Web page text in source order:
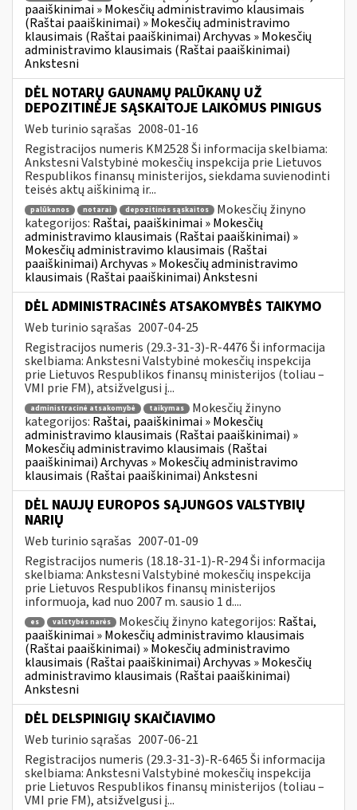
paaiškinimai » Mokesčių administravimo klausimais
(Raštai paaiškinimai) » Mokesčių administravimo
klausimais (Raštai paaiškinimai) Archyvas » Mokesčių
administravimo klausimais (Raštai paaiškinimai)
Ankstesni
DĖL NOTARŲ GAUNAMŲ PALŪKANŲ UŽ
DEPOZITINĖJE SĄSKAITOJE LAIKOMUS PINIGUS
Web turinio sąrašas 2008-01-16
Registracijos numeris KM2528 Ši informacija skelbiama:
Ankstesni Valstybinė mokesčių inspekcija prie Lietuvos
Respublikos finansų ministerijos, siekdama suvienodinti
teisės aktų aiškinimą ir...
palūkanos notarai depozitinės sąskaitos
Mokesčių žinyno
kategorijos: Raštai, paaiškinimai » Mokesčių
administravimo klausimais (Raštai paaiškinimai) »
Mokesčių administravimo klausimais (Raštai
paaiškinimai) Archyvas » Mokesčių administravimo
klausimais (Raštai paaiškinimai) Ankstesni
DĖL ADMINISTRACINĖS ATSAKOMYBĖS TAIKYMO
Web turinio sąrašas 2007-04-25
Registracijos numeris (29.3-31-3)-R-4476 Ši informacija
skelbiama: Ankstesni Valstybinė mokesčių inspekcija
prie Lietuvos Respublikos finansų ministerijos (toliau –
VMI prie FM), atsižvelgusi į...
administracinė atsakomybė taikymas
Mokesčių žinyno
kategorijos: Raštai, paaiškinimai » Mokesčių
administravimo klausimais (Raštai paaiškinimai) »
Mokesčių administravimo klausimais (Raštai
paaiškinimai) Archyvas » Mokesčių administravimo
klausimais (Raštai paaiškinimai) Ankstesni
DĖL NAUJŲ EUROPOS SĄJUNGOS VALSTYBIŲ
NARIŲ
Web turinio sąrašas 2007-01-09
Registracijos numeris (18.18-31-1)-R-294 Ši informacija
skelbiama: Ankstesni Valstybinė mokesčių inspekcija
prie Lietuvos Respublikos finansų ministerijos
informuoja, kad nuo 2007 m. sausio 1 d....
es valstybės narės Mokesčių žinyno kategorijos: Raštai,
paaiškinimai » Mokesčių administravimo klausimais
(Raštai paaiškinimai) » Mokesčių administravimo
klausimais (Raštai paaiškinimai) Archyvas » Mokesčių
administravimo klausimais (Raštai paaiškinimai)
Ankstesni
DĖL DELSPINIGIŲ SKAIČIAVIMO
Web turinio sąrašas 2007-06-21
Registracijos numeris (29.3-31-3)-R-6465 Ši informacija
skelbiama: Ankstesni Valstybinė mokesčių inspekcija
prie Lietuvos Respublikos finansų ministerijos (toliau –
VMI prie FM), atsižvelgusi į...